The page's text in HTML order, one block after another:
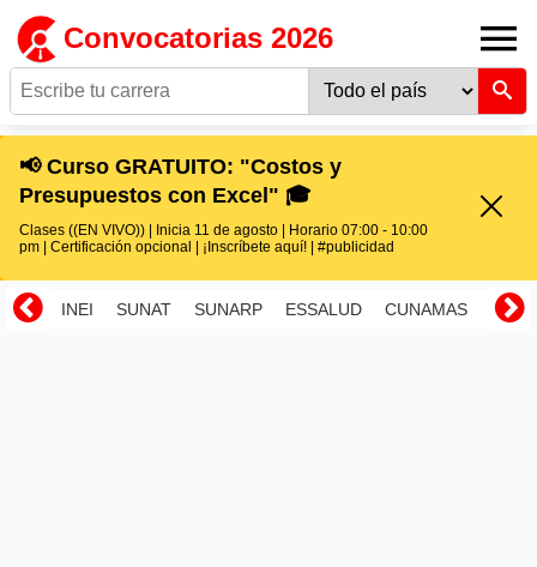
Convocatorias 2026
📢 Curso GRATUITO: "Costos y
Presupuestos con Excel" 🎓
Clases ((EN VIVO)) | Inicia 11 de agosto | Horario 07:00 - 10:00
pm | Certificación opcional | ¡Inscríbete aquí! | #publicidad
INEI SUNAT SUNARP ESSALUD CUNAMAS